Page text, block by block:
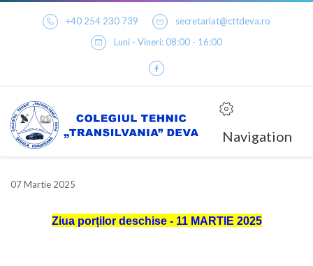
+40 254 230 739
secretariat@cttdeva.ro
Luni - Vineri: 08:00 - 16:00
Navigation
07 Martie 2025
Ziua porților deschise - 11 MARTIE 2025